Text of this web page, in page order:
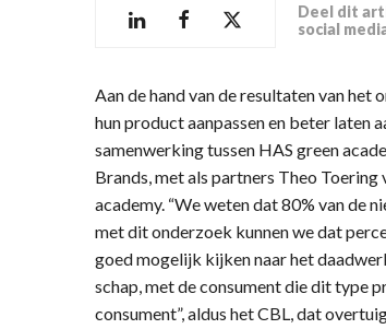
Deel dit
social
Aan de hand van de resultaten van
hun product aanpassen en beter laten
samenwerking tussen HAS green
Brands, met als partners Theo
academy. “We weten dat 80% van de
met dit onderzoek kunnen we dat
goed mogelijk kijken naar het
schap, met de consument die dit type
consument”, aldus het CBL, dat